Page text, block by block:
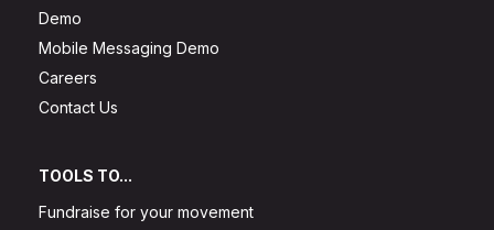
Demo
Mobile Messaging Demo
Careers
Contact Us
TOOLS TO...
Fundraise for your movement